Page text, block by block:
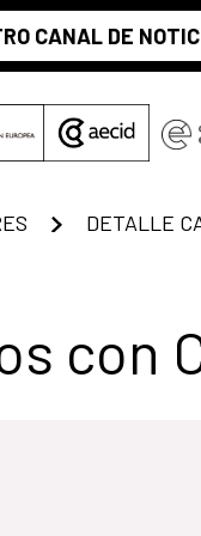
CANAL DE
DETALLE
con